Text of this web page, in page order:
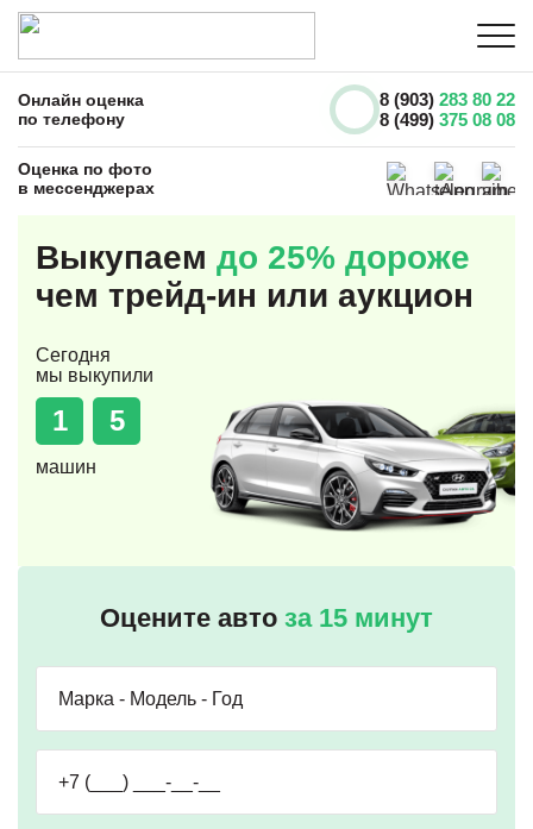
Онлайн оценка
по телефону
8 (903) 283 80 22
8 (499) 375 08 08
Оценка по фото
в мессенджерах
Выкупаем до 25% дороже
чем трейд-ин или аукцион
Сегодня
мы выкупили
1 5
машин
Оцените авто за 15 минут